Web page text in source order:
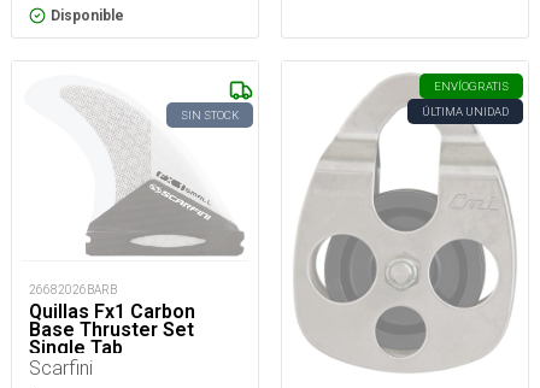
Disponible
SIN STOCK
26682026BARB
Quillas Fx1 Carbon
Base Thruster Set
Single Tab
Scarfini
ENVÍOGRATIS
ÚLTIMA UNIDAD